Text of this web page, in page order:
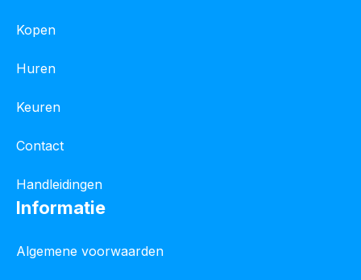
Kopen
Huren
Keuren
Contact
Handleidingen
Informatie
Algemene voorwaarden